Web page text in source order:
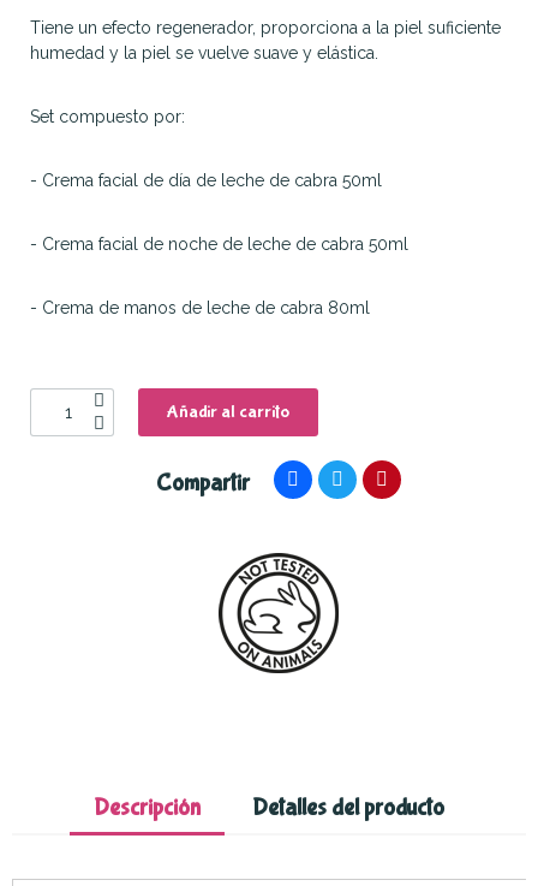
Tiene un efecto regenerador, proporciona a la piel suficiente
humedad y la piel se vuelve suave y elástica.
Set compuesto por:
- Crema facial de día de leche de cabra 50ml
- Crema facial de noche de leche de cabra 50ml
- Crema de manos de leche de cabra 80ml
Añadir al carrito
Compartir
Descripción Detalles del producto